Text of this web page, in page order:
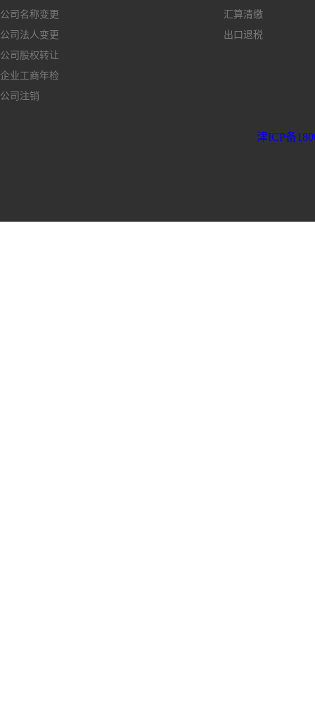
公司名称变更
公司法人变更
公司股权转让
企业工商年检
公司注销
汇算清缴
出口退税
津ICP备